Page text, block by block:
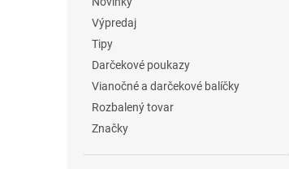
Výpredaj
Tipy
Darčekové poukazy
Vianočné a darčekové balíčky
Rozbalený tovar
Značky